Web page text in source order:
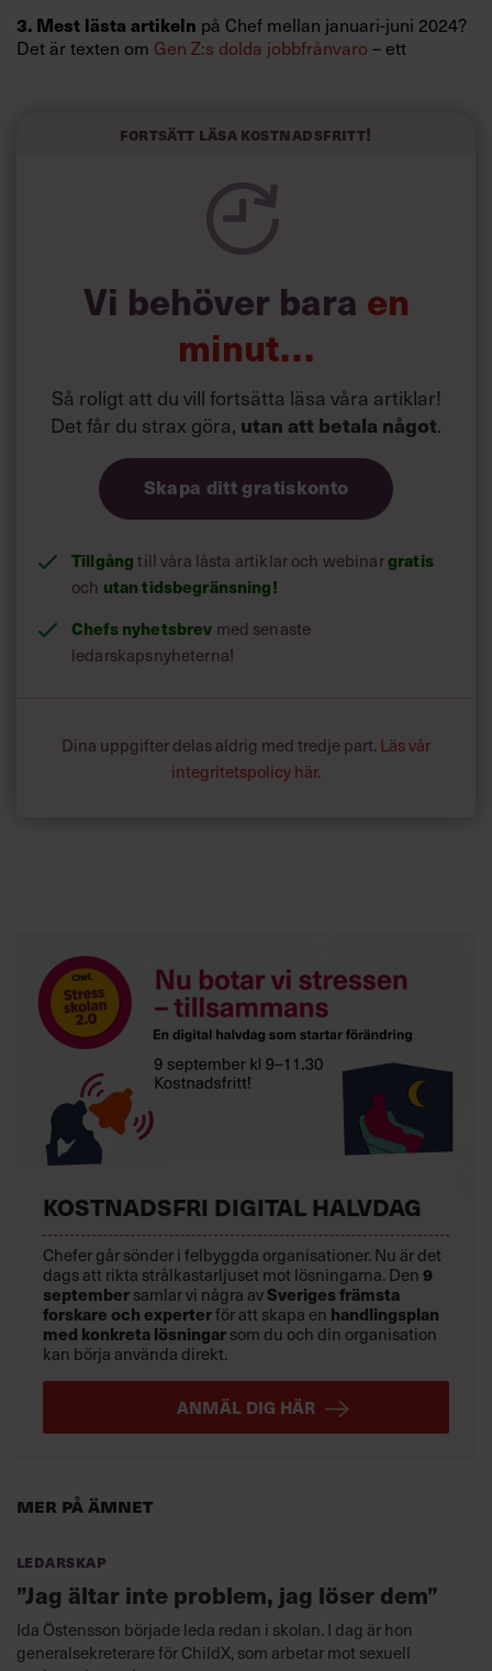
3. Mest lästa artikeln på Chef mellan januari-juni 2024?
Det är texten om Gen Z:s dolda jobbfrånvaro – ett
? Det vetSandraRistic, som delar med sig av
rakhet och råhet
saknar.” Icas trovärdighet rasar bland allmänheten. Men
vad säger de anställda om vd:nNina Jönsson
Fortsätt läsa kostnadsfritt!
Vi behöver bara en
minut…
Så roligt att du vill fortsätta läsa våra artiklar!
Det får du strax göra, utan att betala något.
Skapa ditt gratiskonto
Tillgångtill våra låsta artiklar och webinargratis
och utan tidsbegränsning!
Chefs nyhetsbrev med senaste
ledarskapsnyheterna!
Dina uppgifter delas aldrig med tredje part. Läs vår
integritetspolicy här.
Mer på ämnet
Ledarskap
”Jag ältar inte problem, jag löser dem”
Ida Östensson började leda redan i skolan. I dag är hon
generalsekreterare för ChildX, som arbetar mot sexuell
KOSTNADSFRI DIGITAL HALVDAG
Chefer går sönder i felbyggda organisationer. Nu är det
dags att rikta strålkastarljuset mot lösningarna. Den9
septembersamlar vi några avSveriges främsta
forskare och experterför att skapa en handlingsplan
med konkreta lösningarsom du och din organisation
kan börja använda direkt.
ANMÄL DIG HÄR